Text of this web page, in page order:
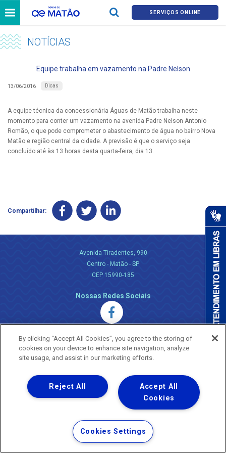
SERVIÇOS ONLINE
NOTÍCIAS
Equipe trabalha em vazamento na Padre Nelson
13/06/2016 Dicas
A equipe técnica da concessionária Águas de Matão trabalha neste
momento para conter um vazamento na avenida Padre Nelson Antonio
Romão, o que pode comprometer o abastecimento de água no bairro Nova
Matão e região central da cidade. A previsão é que o serviço seja
concluído até às 13 horas desta quarta-feira, dia 13.
Compartilhar:
Avenida Tiradentes, 990
Centro - Matão - SP
CEP 15990-185
Nossas Redes Sociais
Copyright ® 2026 - Todos os Direitos Reservados.
Nossa natureza movimenta a vida
Termos Gerais de Uso de Sites e Aplicativos
Política de Privacidade e Proteção de Dados
By clicking “Accept All Cookies”, you agree to the storing of
cookies on your device to enhance site navigation, analyze
site usage, and assist in our marketing efforts.
Accept All
Cookies
Reject All
Cookies Settings